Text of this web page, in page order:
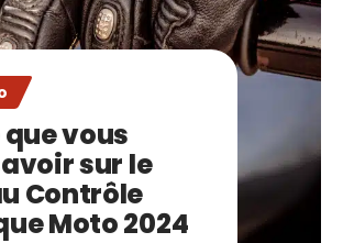
vous
sur le
Contrôle
Moto 2024